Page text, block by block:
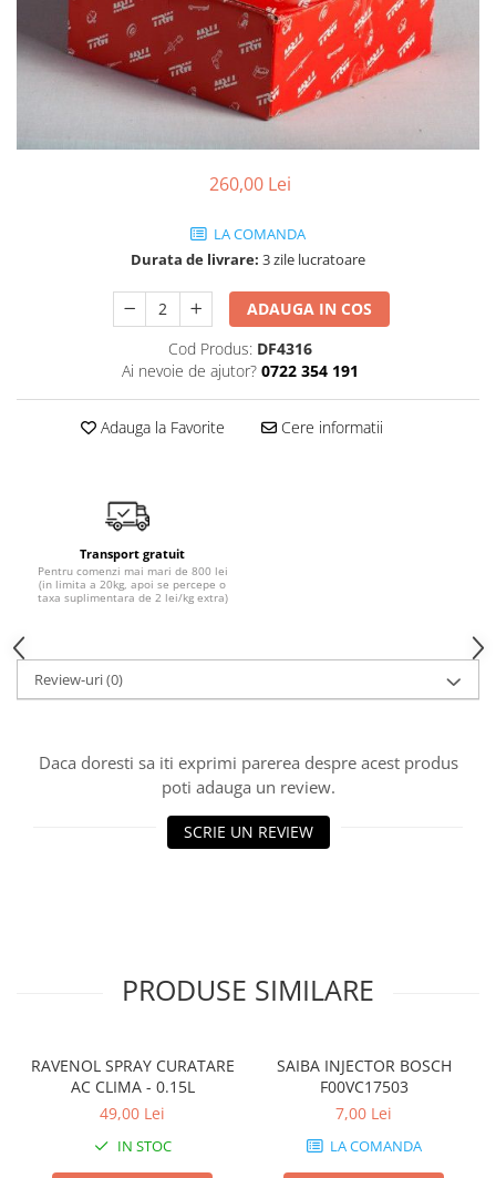
USVO
260,00 Lei
LA COMANDA
Durata de livrare: 3 zile lucratoare
ADAUGA IN COS
Cod Produs: DF4316
Ai nevoie de ajutor? 0722 354 191
Adauga la Favorite Cere informatii
Transport gratuit
Pentru comenzi mai mari de 800 lei
(in limita a 20kg, apoi se percepe o
taxa suplimentara de 2 lei/kg extra)
Review-uri(0)
Daca doresti sa iti exprimi parerea despre acest produs
poti adauga un review.
SCRIE UN REVIEW
PRODUSE SIMILARE
RAVENOL SPRAY CURATARE
AC CLIMA - 0.15L
49,00 Lei
IN STOC
SAIBA INJECTOR BOSCH
F00VC17503
7,00 Lei
LA COMANDA